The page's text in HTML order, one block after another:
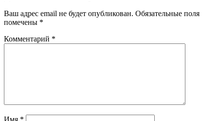
Ваш адрес email не будет опубликован. Обязательные поля
помечены *
Комментарий *
Имя *